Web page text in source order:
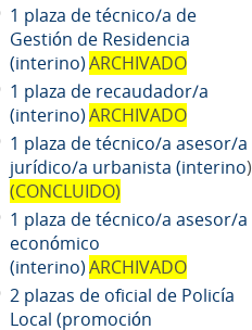
1 plaza de técnico/a de
Gestión de Residencia
(interino)ARCHIVADO
1 plaza de recaudador/a
(interino)ARCHIVADO
1 plaza de técnico/a asesor/a
jurídico/a urbanista (interino)
(CONCLUIDO)
1 plaza de técnico/a asesor/a
económico
(interino)ARCHIVADO
2 plazas de oficial de Policía
Local (promoción